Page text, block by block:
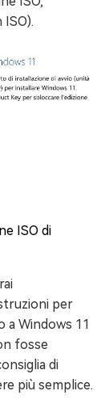
ISO di
per
a Windows 11
fosse
di
più semplice.